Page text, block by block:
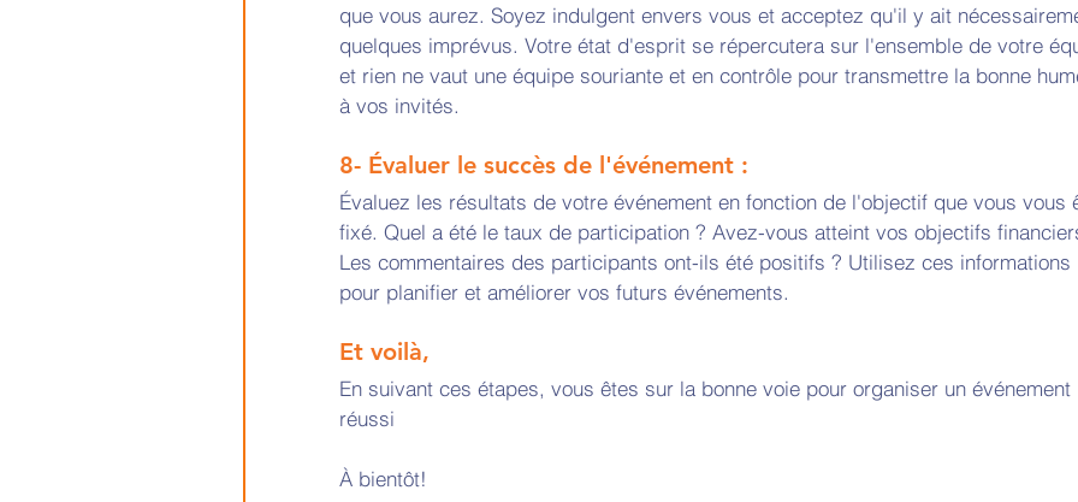
que vous aurez. Soyez indulgent envers vous et acceptez qu'il y ait
quelques imprévus. Votre état d'esprit se répercutera sur l'ensemble de votre
et rien ne vaut une équipe souriante et en contrôle pour transmettre la bonne
à vos invités.
8- Évaluer le succès de l'événement :
Évaluez les résultats de votre événement en fonction de l'objectif que vous vous
fixé. Quel a été le taux de participation ? Avez-vous atteint vos objectifs
Les commentaires des participants ont-ils été positifs ? Utilisez ces informations
pour planifier et améliorer vos futurs événements.
Et voilà,
En suivant ces étapes, vous êtes sur la bonne voie pour organiser un événement
réussi
À bientôt!